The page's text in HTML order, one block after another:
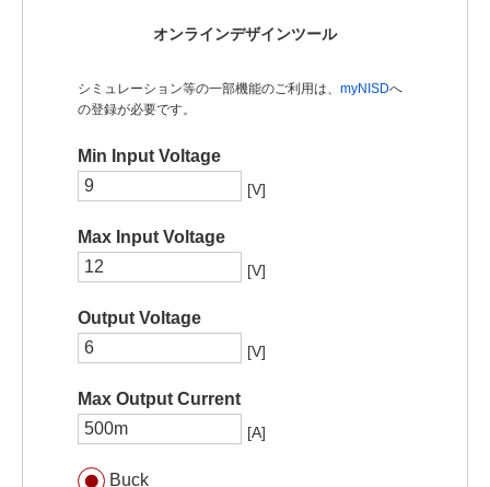
オンラインデザインツール
シミュレーション等の一部機能のご利用は、 myNISDへ
の登録が必要です。
Min Input Voltage
[V]
Max Input Voltage
[V]
Output Voltage
[V]
Max Output Current
[A]
Buck